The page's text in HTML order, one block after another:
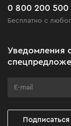
Черная пятница
Клуб мастерства
Часто
0 800 200 500
Бесплатно с
Уведомления
Подписаться